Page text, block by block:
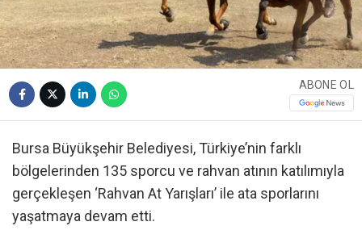
ABONE OL
Bursa Büyükşehir Belediyesi, Türkiye’nin farklı
bölgelerinden 135 sporcu ve rahvan atının katılımıyla
gerçekleşen ‘Rahvan At Yarışları’ ile ata sporlarını
yaşatmaya devam etti.